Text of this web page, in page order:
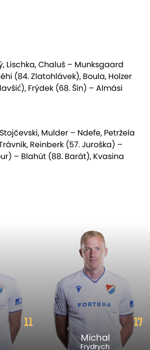
Lischka, Chaluš – Munksgaard
(84. Zlatohlávek), Boula, Holzer
Frýdek (68. Šín) – Almási
Mulder – Ndefe, Petržela
Reinberk (57. Juroška) –
– Blahút (88. Barát), Kvasina
11 17
Michal
Frydrych